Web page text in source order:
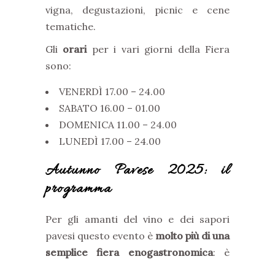
vigna, degustazioni, picnic e cene
tematiche.
Gli orariper i vari giorni della Fiera
sono:
VENERDÌ 17.00 – 24.00
SABATO 16.00 – 01.00
DOMENICA 11.00 – 24.00
LUNEDÌ 17.00 – 24.00
Autunno Pavese 2025: il
programma
Per gli amanti del vino e dei sapori
pavesi questo evento è molto più di una
semplice fiera enogastronomica: è